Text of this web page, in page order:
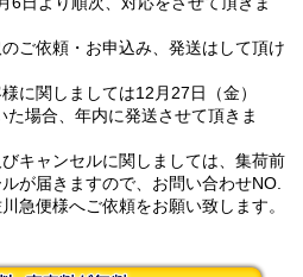
ご依頼・お申込み、発送はして頂け
に関しましては12月27日（金）
場合、年内に発送させて頂きま
キャンセルに関しましては、集荷前
が届きますので、お問い合わせNO.
急便様へご依頼をお願い致します。